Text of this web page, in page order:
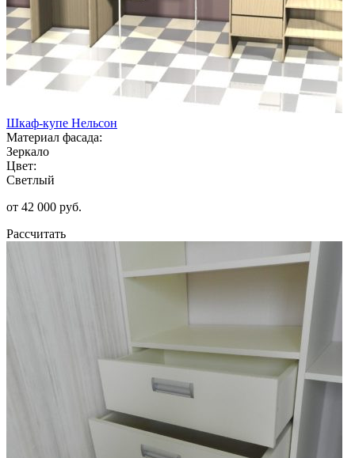
Шкаф-купе Нельсон
Материал фасада:
Зеркало
Цвет:
Светлый
от 42 000 руб.
Рассчитать